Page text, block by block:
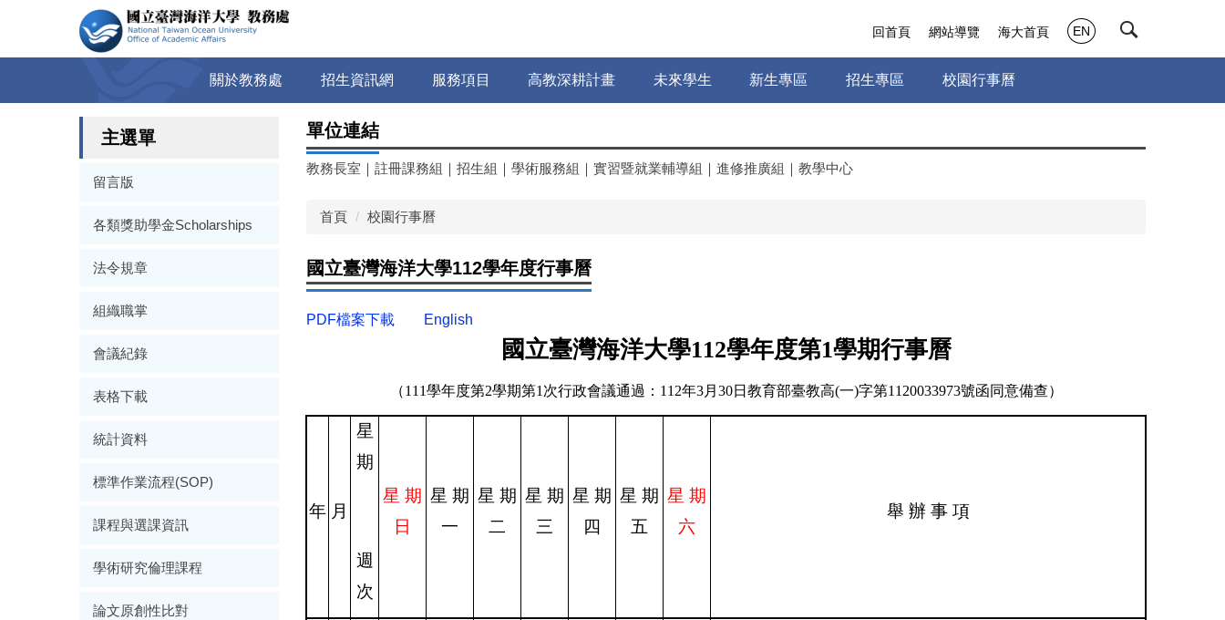
關於教務處 招生資訊網 服務項目 高教深耕計畫 未來學生 新生專區 招生專區 校園行事曆
回首頁 網站導覽 海大首頁 EN
主選單
留言版
各類獎助學金Scholarships
法令規章
組織職掌
會議紀錄
表格下載
統計資料
標準作業流程(SOP)
課程與選課資訊
學術研究倫理課程
論文原創性比對
單位連結
教務長室 ｜ 註冊課務組 ｜ 招生組 ｜ 學術服務組 ｜ 實習暨就業輔導組 ｜ 進修推廣組 ｜ 教學中心
首頁 校園行事曆
國立臺灣海洋大學112學年度行事曆
PDF檔案下載 English
國立臺灣海洋大學112學年度第1學期行事曆
（111學年度第2學期第1 次行政會議通過：112年3月30日教育部臺教高(一)字第1120033973號函同意備查）
年 月
星
期
星 期
日
星 期
一
星 期
二
星 期
三
星 期
四
星 期
五
星 期
六
舉 辦 事 項
週
次